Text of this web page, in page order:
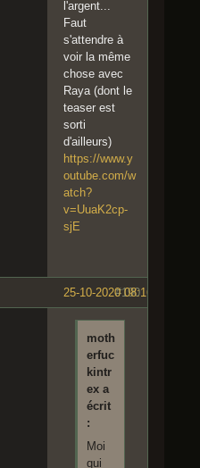
l'argent...
Faut
s'attendre à
voir la même
chose avec
Raya (dont le
teaser est
sorti
d'ailleurs)
https://www.y
outube.com/w
atch?
v=UuaK2cp-
sjE
#190
25-10-2020 08:16:21
moth
erfuc
kintr
ex a
écrit
:
Moi
qui